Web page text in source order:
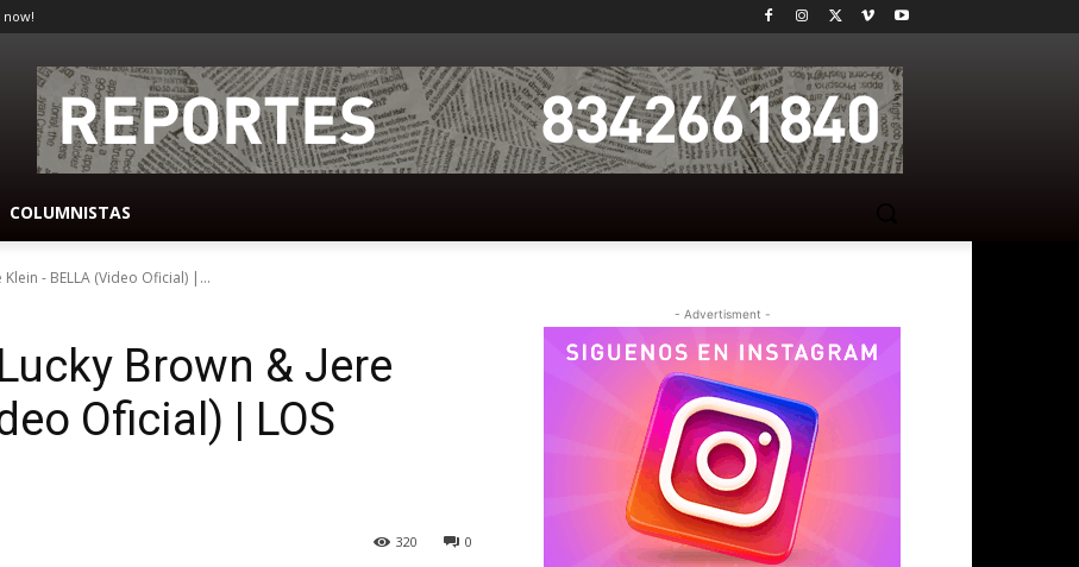
now!
COLUMNISTAS
Klein - BELLA (Video Oficial) |...
Lucky Brown & Jere
Oficial) | LOS
0
320
- Advertisment -